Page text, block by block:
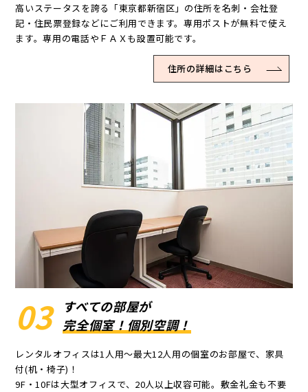
高いステータスを誇る「東京都新宿区」の住所を名刺・会社登
記・住民票登録などにご利用できます。専用ポストが無料で使え
ます。専用の電話やＦＡＸも設置可能です。
住所の詳細はこちら
03
すべての部屋が
完全個室！個別空調！
レンタルオフィスは1人用～最大12人用の個室のお部屋で、家具
付(机・椅子)！
9F・10Fは大型オフィスで、20人以上収容可能。敷金礼金も不要